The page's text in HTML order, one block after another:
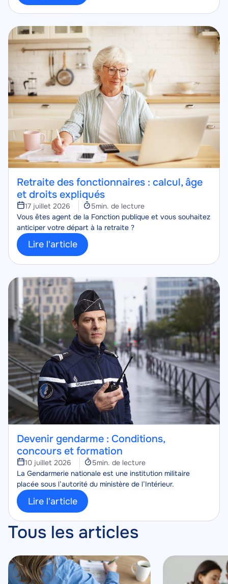
Image
Image
Retraite des fonctionnaires : calcul, âge
et droits expliqués
17 juillet 2026
Temps
de
lecture
5min. de lecture
Corps
Vous êtes agent de la Fonction publique et vous souhaitez
anticiper votre départ à la retraite ?
Lire l'article
Image
Image
Devenir gendarme : Conditions,
concours et formation
10 juillet 2026
Temps
de
lecture
5min. de lecture
Corps
La Gendarmerie nationale est une institution militaire
placée sous l’autorité du ministère de l’Intérieur.
Lire l'article
Tous les articles
Image
Image Image
Image